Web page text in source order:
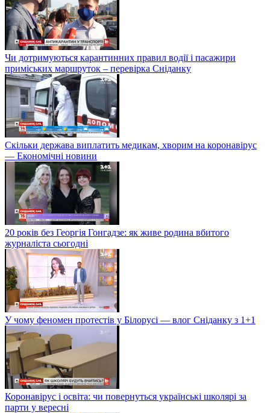
Чи дотримуються карантинних правил водії і пасажири
приміських маршруток – перевірка Сніданку
Скільки держава виплатить медикам, хворим на коронавірус
— Економічні новини
20 років без Георгія Гонгадзе: як живе родина вбитого
журналіста сьогодні
У чому феномен протестів у Білорусі — влог Сніданку з 1+1
Коронавірус і освіта: чи повернуться українські школярі за
парти у вересні